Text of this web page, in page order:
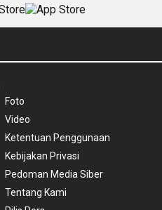
Foto
Video
Ketentuan Penggunaan
Kebijakan Privasi
Pedoman Media Siber
Tentang Kami